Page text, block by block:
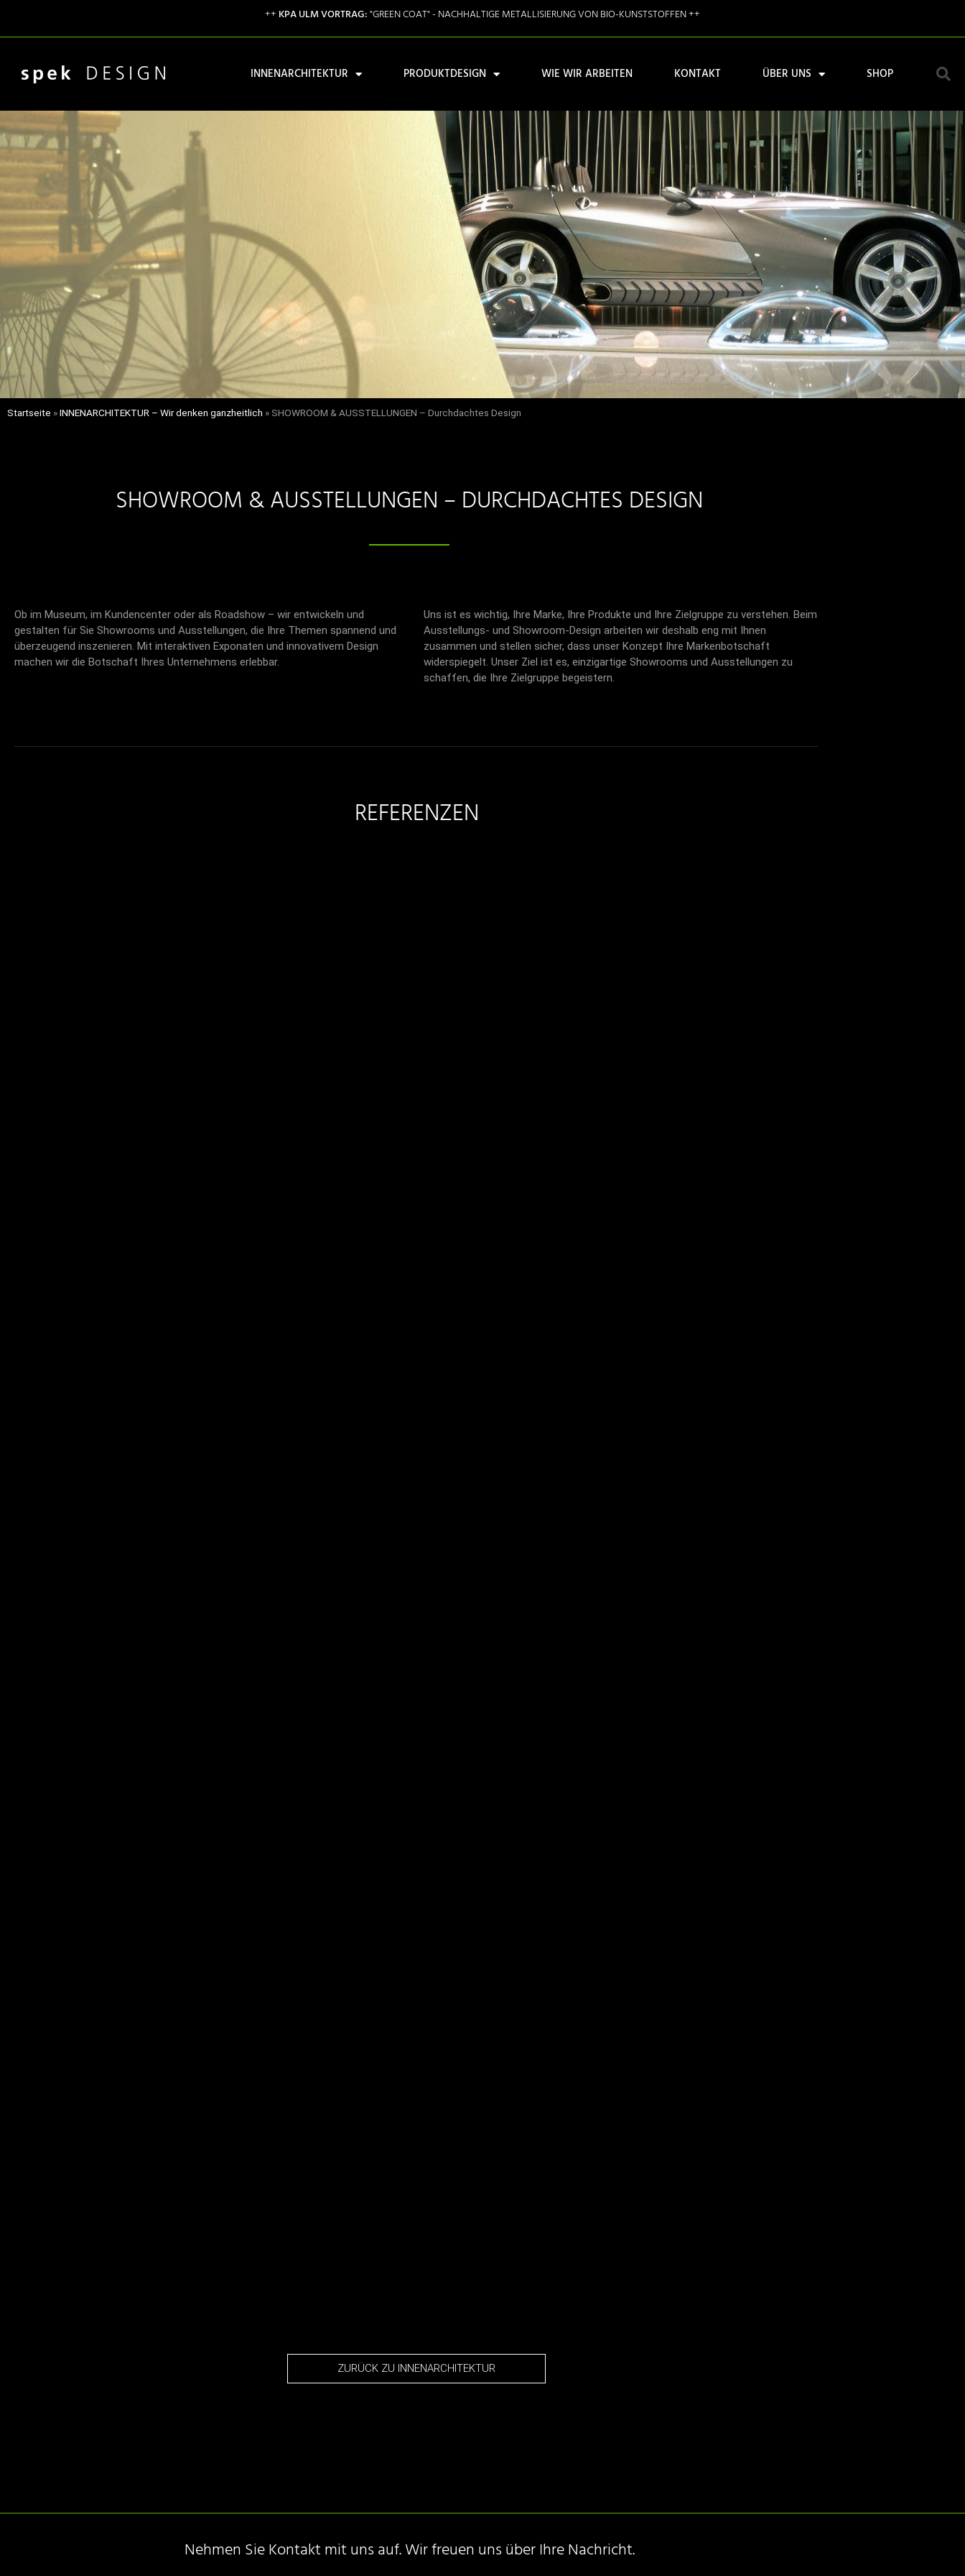
++ KPA ULM VORTRAG:"GREEN COAT" - NACHHALTIGE METALLISIERUNG VON BIO-KUNSTSTOFFEN ++
INNENARCHITEKTUR PRODUKTDESIGN WIE WIR ARBEITEN KONTAKT ÜBER UNS SHOP
Startseite »INNENARCHITEKTUR – Wir denken ganzheitlich » SHOWROOM & AUSSTELLUNGEN – Durchdachtes Design
SHOWROOM & AUSSTELLUNGEN – DURCHDACHTES DESIGN
Ob im Museum, im Kundencenter oder als Roadshow – wir entwickeln und
gestalten für Sie Showrooms und Ausstellungen, die Ihre Themen spannend und
überzeugend inszenieren. Mit interaktiven Exponaten und innovativem Design
machen wir die Botschaft Ihres Unternehmens erlebbar.
Uns ist es wichtig, Ihre Marke, Ihre Produkte und Ihre Zielgruppe zu verstehen. Beim
Ausstellungs- und Showroom-Design arbeiten wir deshalb eng mit Ihnen
zusammen und stellen sicher, dass unser Konzept Ihre Markenbotschaft
widerspiegelt. Unser Ziel ist es, einzigartige Showrooms und Ausstellungen zu
schaffen, die Ihre Zielgruppe begeistern.
REFERENZEN
ZURÜCK ZU INNENARCHITEKTUR
Nehmen Sie Kontakt mit uns auf. Wir freuen uns über Ihre Nachricht.